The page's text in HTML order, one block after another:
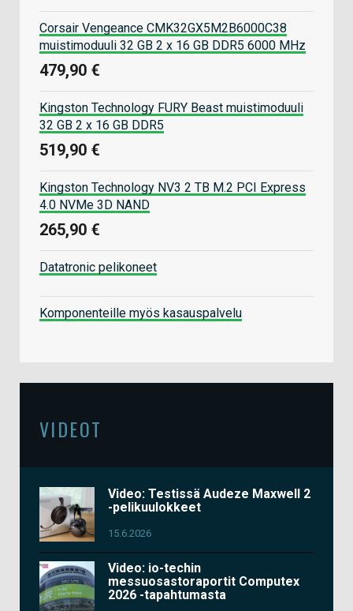
Corsair Vengeance CMK32GX5M2B6000C38
muistimoduuli 32 GB 2 x 16 GB DDR5 6000 MHz
479,90 €
Kingston Technology FURY Beast muistimoduuli
32 GB 2 x 16 GB DDR5
519,90 €
Kingston Technology NV3 2 TB M.2 PCI Express
4.0 NVMe 3D NAND
265,90 €
Datatronic pelikoneet
Komponenteille myös kasauspalvelu
VIDEOT
Video: Testissä Audeze Maxwell 2
-pelikuulokkeet
15.6.2026
Video: io-techin
messuosastoraportit Computex
2026 -tapahtumasta